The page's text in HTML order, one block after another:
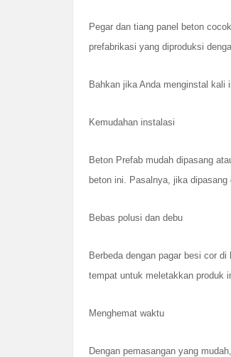
Pegar dan tiang panel beton
prefabrikasi yang diproduksi
Bahkan jika Anda menginstal kali
Kemudahan instalasi
Beton Prefab mudah dipasang
beton ini. Pasalnya, jika
Bebas polusi dan debu
Berbeda dengan pagar besi cor
tempat untuk meletakkan produk
Menghemat waktu
Dengan pemasangan yang